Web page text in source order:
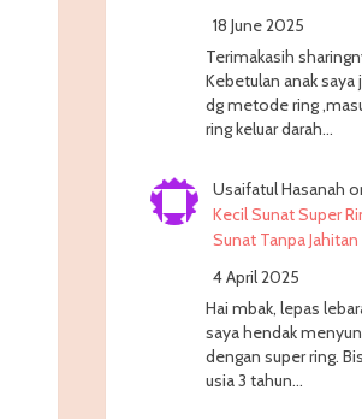
18 June 2025
Terimakasih
Kebetulan anak saya
dg metode ring
ring keluar darah…
Usaifatul Hasanah
Kecil Sunat Super
Sunat Tanpa Jahitan
4 April 2025
Hai mbak, lepas
saya hendak
dengan super ring.
usia 3 tahun…